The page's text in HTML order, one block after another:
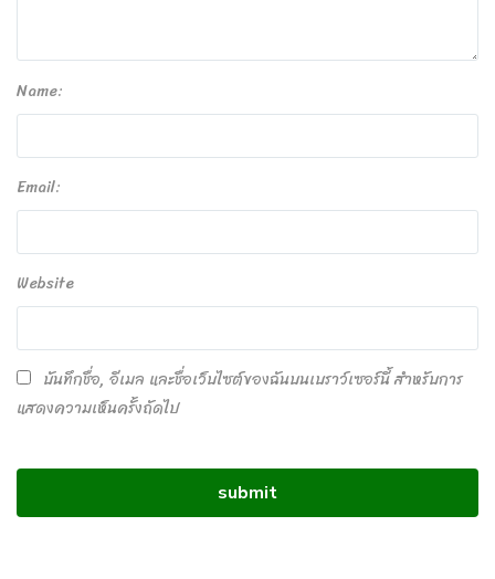
Name:
Email:
Website
บันทึกชื่อ, อีเมล และชื่อเว็บไซต์ของฉันบนเบราว์เซอร์นี้ สำหรับการ
แสดงความเห็นครั้งถัดไป